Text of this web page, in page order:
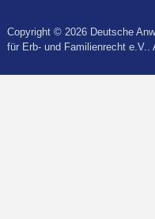
Copyright © 2026 Deutsche
für Erb- und Familienrecht e.V..